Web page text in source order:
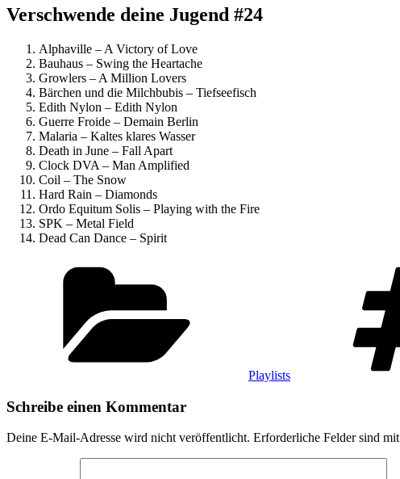
Verschwende deine Jugend #24
Alphaville – A Victory of Love
Bauhaus – Swing the Heartache
Growlers – A Million Lovers
Bärchen und die Milchbubis – Tiefseefisch
Edith Nylon – Edith Nylon
Guerre Froide – Demain Berlin
Malaria – Kaltes klares Wasser
Death in June – Fall Apart
Clock DVA – Man Amplified
Coil – The Snow
Hard Rain – Diamonds
Ordo Equitum Solis – Playing with the Fire
SPK – Metal Field
Dead Can Dance – Spirit
Playlists
Schreibe einen Kommentar
Deine E-Mail-Adresse wird nicht veröffentlicht. Erforderliche Felder sind mit